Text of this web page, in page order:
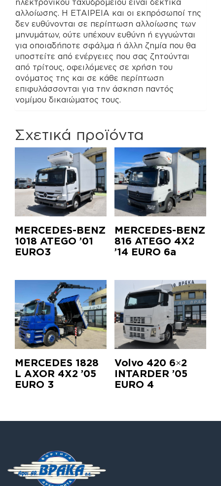
ηλεκτρονικού ταχυδρομείου είναι δεκτικά
αλλοίωσης. Η ΕΤΑΙΡΕΙΑ και οι εκπρόσωποί της
δεν ευθύνονται σε περίπτωση αλλοίωσης των
μηνυμάτων, ούτε υπέχουν ευθύνη ή εγγυώνται
για οποιαδήποτε σφάλμα ή άλλη ζημία που θα
υποστείτε από ενέργειες που σας ζητούνται
από τρίτους, οφειλόμενες σε χρήση του
ονόματος της και σε κάθε περίπτωση
επιφυλάσσονται για την άσκηση παντός
νομίμου δικαιώματος τους.
Σχετικά προϊόντα
MERCEDES-BENZ
1018 ATEGO ’01
EURO3
MERCEDES-BENZ
816 ATEGO 4X2
’14 EURO 6a
MERCEDES 1828
L AXOR 4X2 ’05
EURO 3
Volvo 420 6×2
INTARDER ’05
EURO 4